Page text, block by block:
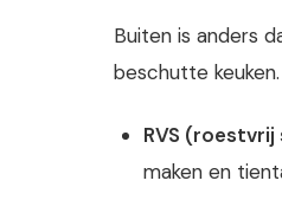
Buiten is anders
beschutte
RVS (roestvrij
maken en